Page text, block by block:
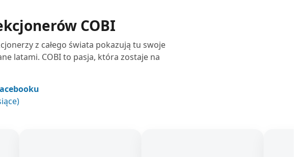
COBI
z całego świata pokazują tu swoje
latami. COBI to pasja, która zostaje na